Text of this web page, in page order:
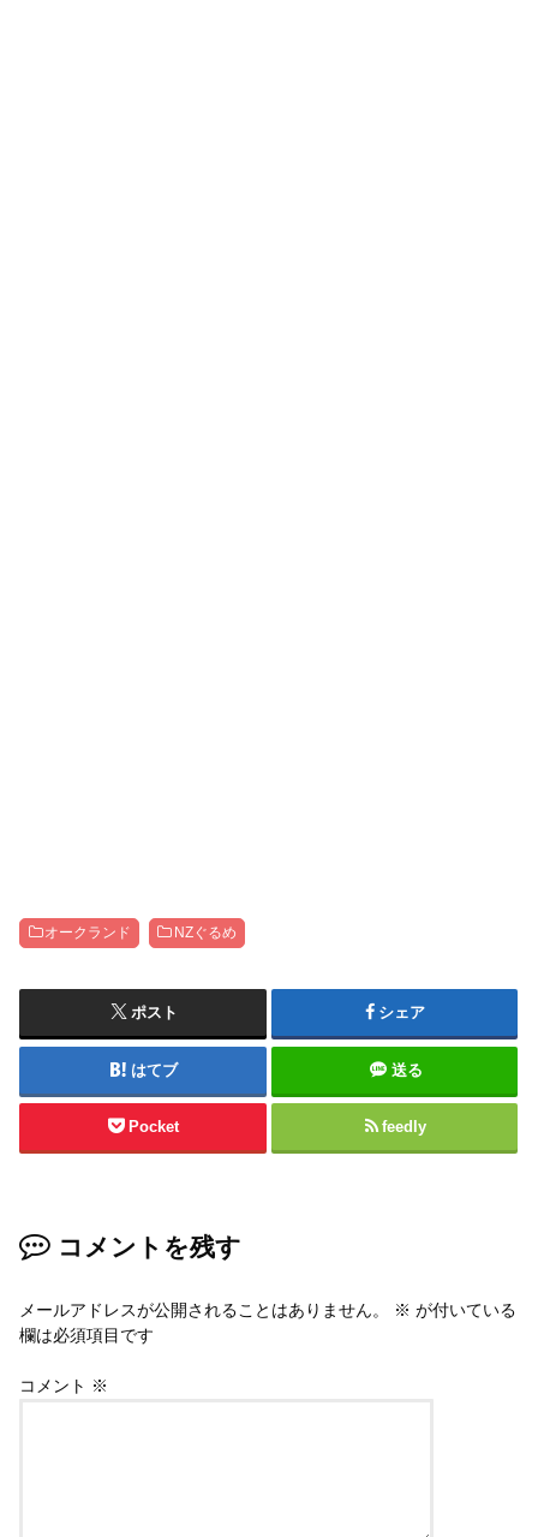
オークランド NZぐるめ
ポスト シェア
はてブ 送る
Pocket feedly
コメントを残す
メールアドレスが公開されることはありません。 ※ が付いている
欄は必須項目です
コメント ※